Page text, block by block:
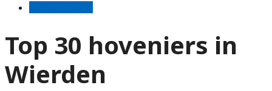
Top 30 hoveniers in
Wierden